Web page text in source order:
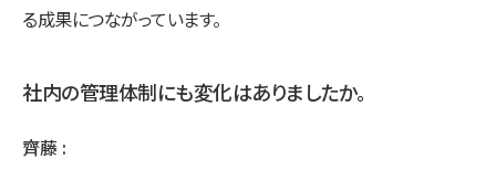
る成果につながっています。
社内の管理体制にも変化はありましたか。
齊藤